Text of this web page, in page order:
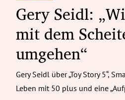
Gery Seidl:
mit dem
umgehen“
Gery Seidl über „Toy Story 5“,
Leben mit 50 plus und eine